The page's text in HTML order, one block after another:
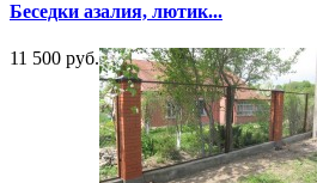
Беседки азалия, лютик...
11 500 руб.